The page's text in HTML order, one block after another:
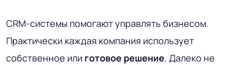
CRM-системы помогают управлять бизнесом.
Практически каждая компания использует
собственное или готовое решение. Далеко не